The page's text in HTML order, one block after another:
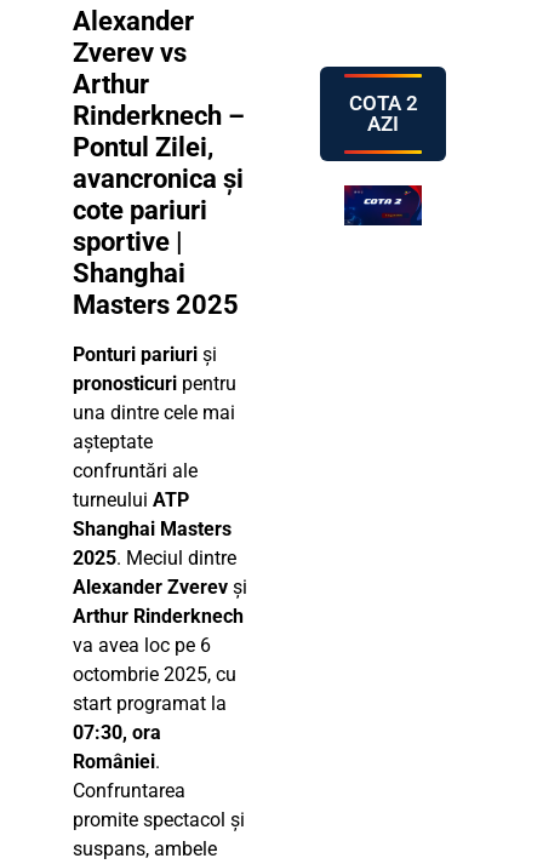
Alexander
Zverev vs
Arthur
Rinderknech –
Pontul Zilei,
avancronica și
cote pariuri
sportive |
Shanghai
Masters 2025
Ponturi pariuri și
pronosticuri pentru
una dintre cele mai
așteptate
confruntări ale
turneului ATP
Shanghai Masters
2025. Meciul dintre
Alexander Zverev și
Arthur Rinderknech
va avea loc pe 6
octombrie 2025, cu
start programat la
07:30, ora
României.
Confruntarea
promite spectacol și
suspans, ambele
COTA 2
AZI